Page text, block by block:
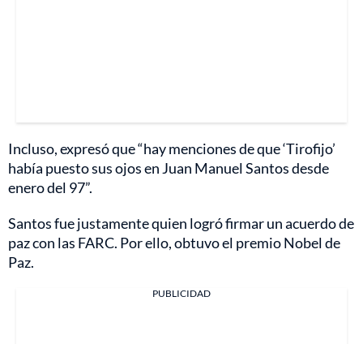
Incluso, expresó que “hay menciones de que ‘Tirofijo’
había puesto sus ojos en Juan Manuel Santos desde
enero del 97”.
Santos fue justamente quien logró firmar un acuerdo de
paz con las FARC. Por ello, obtuvo el premio Nobel de
Paz.
PUBLICIDAD